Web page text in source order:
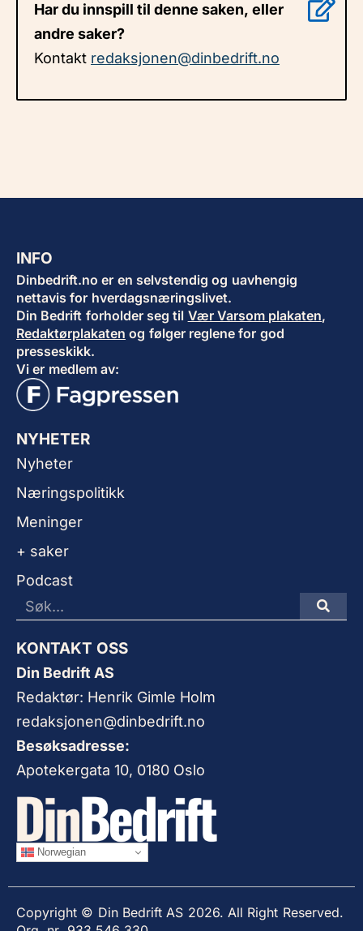
Har du innspill til denne saken, eller
andre saker?
Kontakt redaksjonen@dinbedrift.no
INFO
Dinbedrift.no er en selvstendig og uavhengig
nettavis for hverdagsnæringslivet.
Din Bedrift forholder seg til Vær Varsom plakaten,
Redaktørplakaten og følger reglene for god
presseskikk.
Vi er medlem av:
NYHETER
Nyheter
Næringspolitikk
Meninger
+ saker
Podcast
KONTAKT OSS
Din Bedrift AS
Redaktør: Henrik Gimle Holm
redaksjonen@dinbedrift.no
Besøksadresse:
Apotekergata 10, 0180 Oslo
Norwegian
Copyright © Din Bedrift AS 2026. All Right Reserved.